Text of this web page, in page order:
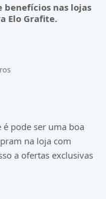
benefícios nas lojas
Elo Grafite.
é pode ser uma boa
na loja com
a ofertas exclusivas